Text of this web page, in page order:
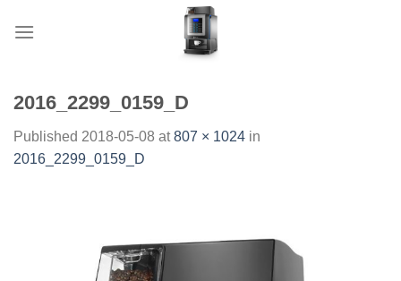
2016_2299_0159_D
Published 2018-05-08 at807 × 1024 in
2016_2299_0159_D